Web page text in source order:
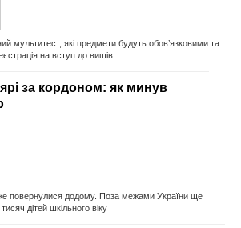
мультитест, які предмети будуть обов’язковими та
на вступ до вишів
за кордоном: як минув
повернулися додому. Поза межами України ще
дітей шкільного віку